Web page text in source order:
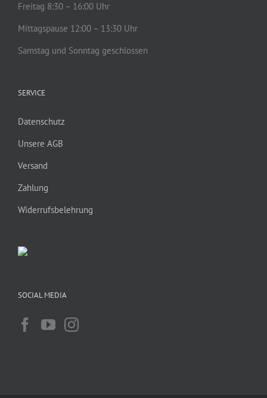
Freitag 8:30 – 16:00 Uhr
Mittagspause 12:00 – 13:30 Uhr
Samstag und Sonntag geschlossen
SERVICE
Datenschutz
Unsere AGB
Versand
Zahlung
Widerrufsbelehrung
SOCIAL MEDIA